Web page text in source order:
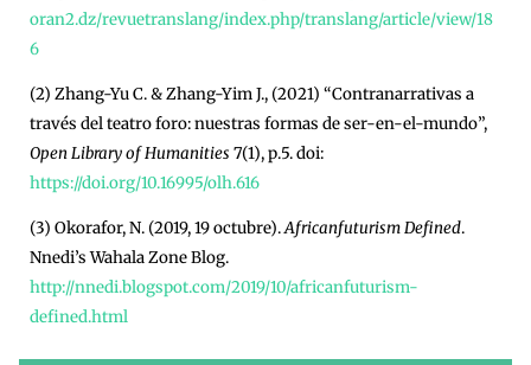
oran2.dz/revuetranslang/index.php/translang/article/view/18
6
(2) Zhang-Yu C. & Zhang-Yim J., (2021) “Contranarrativas a
través del teatro foro: nuestras formas de ser-en-el-mundo”,
Open Library of Humanities 7(1), p.5. doi:
https://doi.org/10.16995/olh.616
(3) Okorafor, N. (2019, 19 octubre).Africanfuturism Defined.
Nnedi’s Wahala Zone Blog.
http://nnedi.blogspot.com/2019/10/africanfuturism-
defined.html